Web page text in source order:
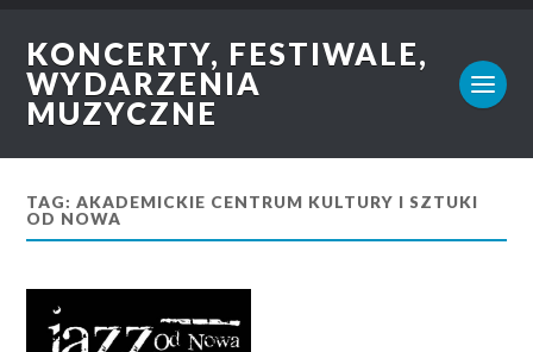
KONCERTY, FESTIWALE,
WYDARZENIA
MUZYCZNE
TAG: AKADEMICKIE CENTRUM KULTURY I SZTUKI
OD NOWA